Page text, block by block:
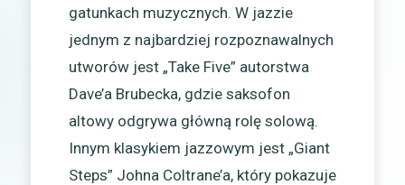
gatunkach muzycznych. W jazzie
jednym z najbardziej rozpoznawalnych
utworów jest „Take Five” autorstwa
Dave’a Brubecka, gdzie saksofon
altowy odgrywa główną rolę solową.
Innym klasykiem jazzowym jest „Giant
Steps” Johna Coltrane’a, który pokazuje